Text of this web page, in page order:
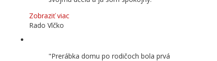
Zobraziť viac
Rado Vlčko
Prerábka domu po rodičoch bola prvá